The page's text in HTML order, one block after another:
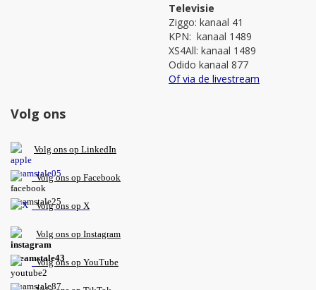
Televisie
Ziggo: kanaal 41
KPN: kanaal 1489
XS4All: kanaal 1489
Odido kanaal 877
Of via de livestream
Volg ons
Volg ons op LinkedIn
Volg ons op Facebook
Volg ons op X
Volg ons op Instagram
Volgons op YouTube